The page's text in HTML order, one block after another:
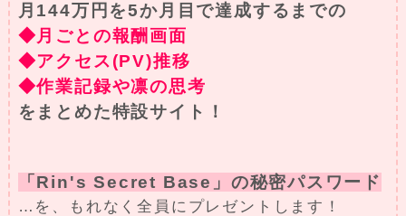
月144万円を5か月目で達成するまでの
◆月ごとの報酬画面
◆アクセス(PV)推移
◆作業記録や凛の思考
をまとめた特設サイト！
「Rin's Secret Base」の秘密パスワード
…を、もれなく全員にプレゼントします！